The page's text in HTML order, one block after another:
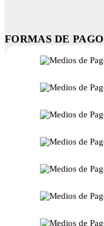
FORMAS DE PAGO